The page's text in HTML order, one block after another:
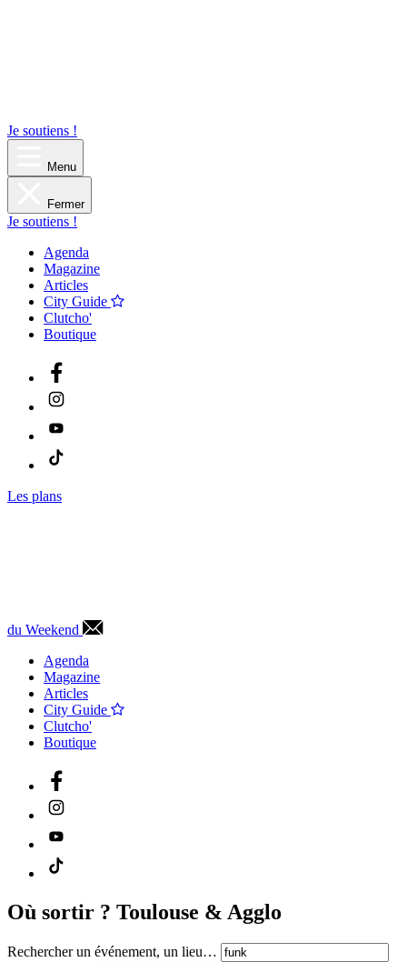
Je soutiens !
Menu
Fermer
Je soutiens !
Agenda
Magazine
Articles
City Guide
Clutcho'
Boutique
Les plans
du Weekend
Agenda
Magazine
Articles
City Guide
Clutcho'
Boutique
Où sortir ? Toulouse & Agglo
Rechercher un événement, un lieu…